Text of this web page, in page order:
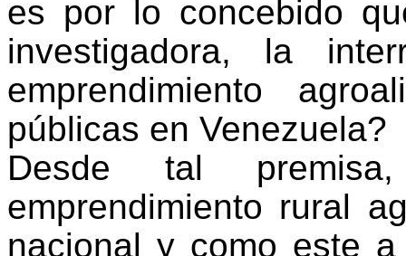
es por lo concebido
investigadora, la
emprendimiento
públicas en Venezuela?
Desde tal
emprendimiento rural
nacional y como este